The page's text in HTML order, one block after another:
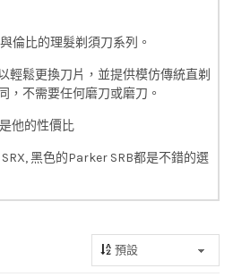
倫比的理髮剃須刀系列。
輕鬆更換刀片，並提供模仿傳統直剃
，不需要任何磨刀或磨刀。
他的性價比
黑色的Parker SRB都是不錯的選